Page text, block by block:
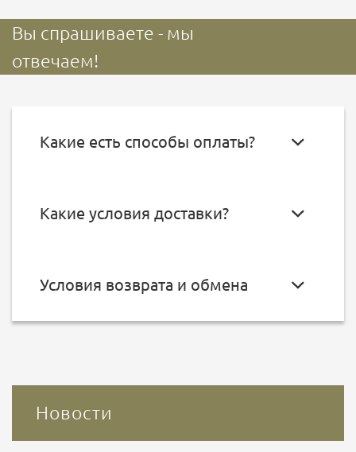
Вы спрашиваете - мы
отвечаем!
Какие есть способы оплаты?
Какие условия доставки?
Условия возврата и обмена
Новости